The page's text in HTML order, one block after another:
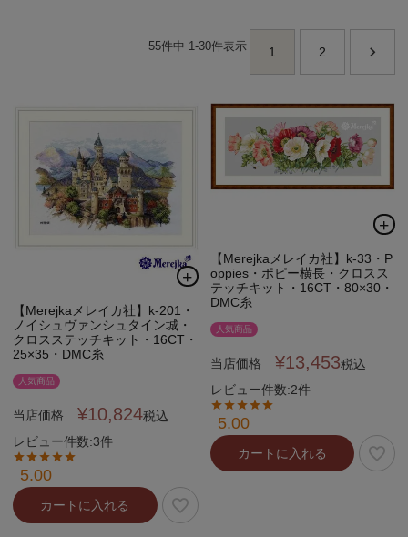
送料とお支払い方法について
新規会員登録
会員規約について
個人情報取り扱いについて
閉じる
55件中 1-30件表示 1 2
【Merejkaメレイカ社】k-201・
ノイシュヴァンシュタイン城・
クロスステッチキット・16CT・
25×35・DMC糸
人気商品
当店価格 ¥10,824税込
レビュー件数:3件
5.00
カートに入れる
【Merejkaメレイカ社】k-33・P
oppies・ポピー横長・クロスス
テッチキット・16CT・80×30・
DMC糸
人気商品
当店価格 ¥13,453税込
レビュー件数:2件
5.00
カートに入れる